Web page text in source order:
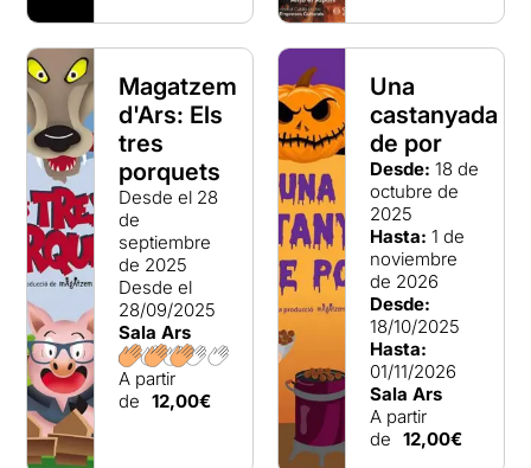
Magatzem
d'Ars: Els
tres
porquets
Desde el 28
de
septiembre
de 2025
Desde el
28/09/2025
Sala Ars
A partir
de 12,00€
Una
castanyada
de por
Desde: 18 de
octubre de
2025
Hasta: 1 de
noviembre
de 2026
Desde:
18/10/2025
Hasta:
01/11/2026
Sala Ars
A partir
de 12,00€